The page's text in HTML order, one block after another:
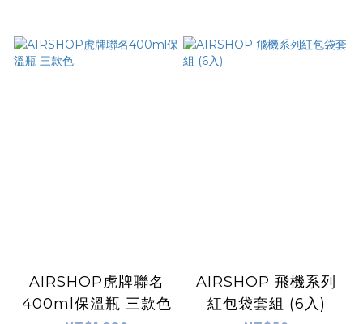
AIRSHOP虎牌聯名
400ml保溫瓶 三款色
AIRSHOP 飛機系列
紅包袋套組 (6入)